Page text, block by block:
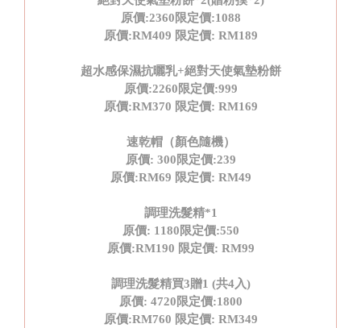
原價:2360限定價:1088
原價:RM409 限定價: RM189
超水感保濕抗曬乳+絕對天使氣墊粉餅
原價:2260限定價:999
原價:RM370 限定價: RM169
速乾帽（顏色隨機）
原價: 300限定價:239
原價:RM69 限定價: RM49
調理洗髮精*1
原價: 1180限定價:550
原價:RM190 限定價: RM99
調理洗髮精買3贈1 (共4入)
原價: 4720限定價:1800
原價:RM760 限定價: RM349